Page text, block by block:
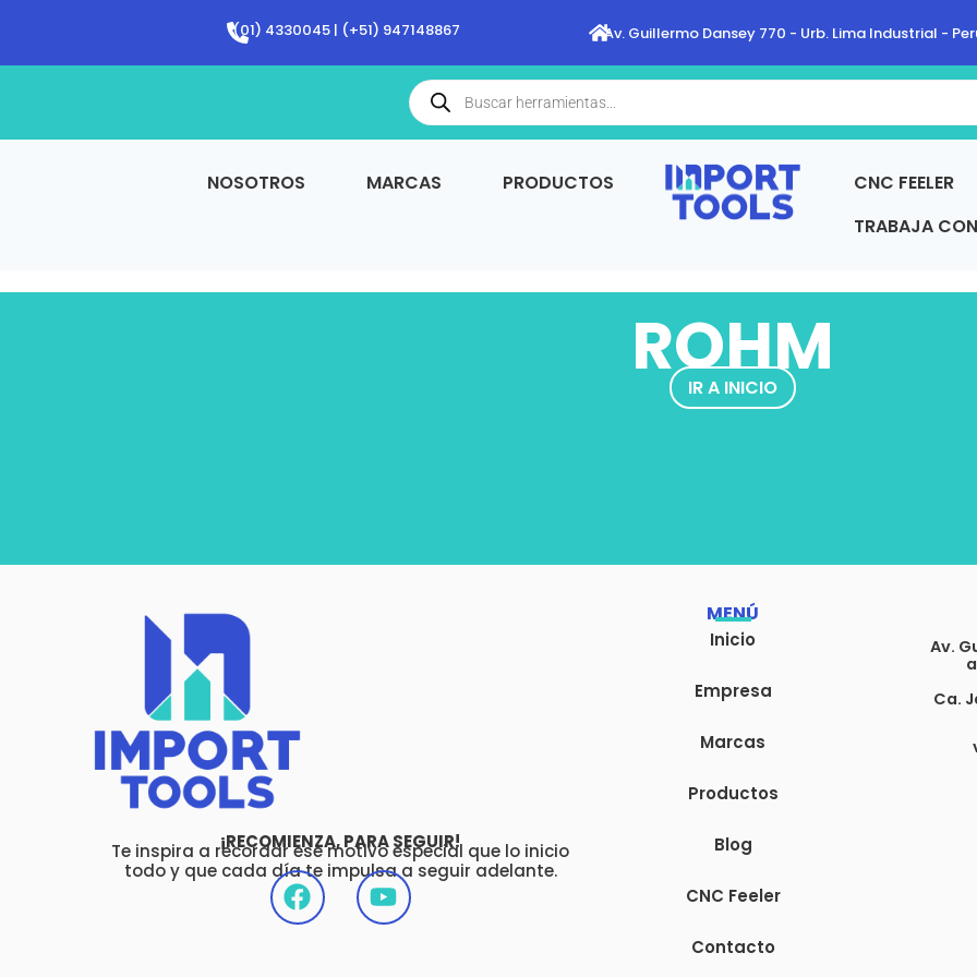
contenido
(01) 4330045 | (+51) 947148867 Av. Guillermo Dansey 770 - Urb. Lima Industrial -
Búsqueda
de
productos
NOSOTROS MARCAS PRODUCTOS CNC FEELER
TRABAJA
ROHM
IR A INICIO
¡RECOMIENZA, PARA SEGUIR!
Te inspira a recordar ese motivo especial que lo inicio
todo y que cada día te impulsa a seguir adelante.
F
a
c
Y
o
u
MENÚ
Inicio
Empresa
Marcas
Productos
Blog
CNC Feeler
Contacto
Av.
Ca.